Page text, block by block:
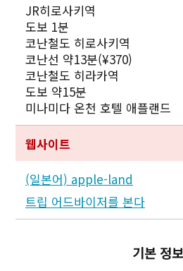
JR히로사키역
도보 1분
코난철도 히로사키역
코난선 약13분(¥370)
코난철도 히라카역
도보 약15분
미나미다 온천 호텔 애플랜드
웹사이트
(일본어) apple-land
트립 어드바이저를 본다
기본 정보
Facebook